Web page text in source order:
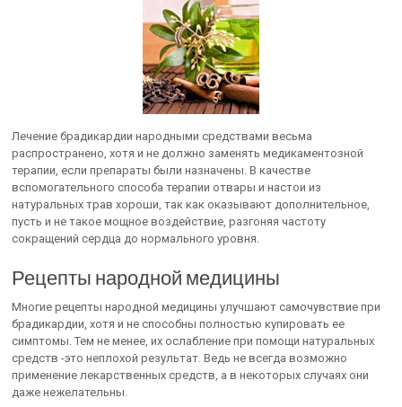
Лечение брадикардии народными средствами весьма
распространено, хотя и не должно заменять медикаментозной
терапии, если препараты были назначены. В качестве
вспомогательного способа терапии отвары и настои из
натуральных трав хороши, так как оказывают дополнительное,
пусть и не такое мощное воздействие, разгоняя частоту
сокращений сердца до нормального уровня.
Рецепты народной медицины
Многие рецепты народной медицины улучшают самочувствие при
брадикардии, хотя и не способны полностью купировать ее
симптомы. Тем не менее, их ослабление при помощи натуральных
средств -это неплохой результат. Ведь не всегда возможно
применение лекарственных средств, а в некоторых случаях они
даже нежелательны.